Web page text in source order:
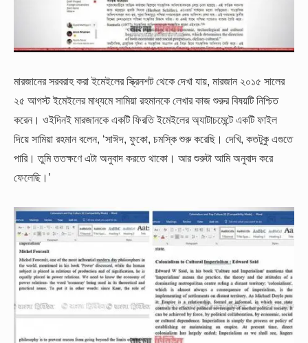
মারজানের সরবরাহ করা ইমেইলের স্ক্রিনশট থেকে দেখা যায়, মারজান ২০১৫ সালের
২৫ আগস্ট ইমেইলের মাধ্যমে সামিয়া রহমানকে লেখার কাজ শুরুর বিষয়টি নিশ্চিত
করেন। ওইদিনই মারজানকে একটি ফিরতি ইমেইলের অ্যাটাচমেন্টে একটি ফাইল
দিয়ে সামিয়া রহমান বলেন, ‘সাঈদ, ফুকো, চমস্কি শুরু করেছি। দেখি, কতটুকু এগুতে
পারি। তুমি ততক্ষণে এটা অনুবাদ করতে থাকো। আর শুরুটা আমি অনুবাদ করে
ফেলেছি।’